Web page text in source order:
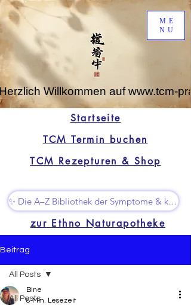
ME
NU
Willkommen auf www.tcm-
✨ Die A–Z Bibliothek der Symptome & kleine Superhelfer
zur Ethno Naturapotheke
TCM Termin buchen
Startseite
TCM Rezepturen & Shop
Beitrag
All Posts
All Posts
Bine
8 Min. Lesezeit